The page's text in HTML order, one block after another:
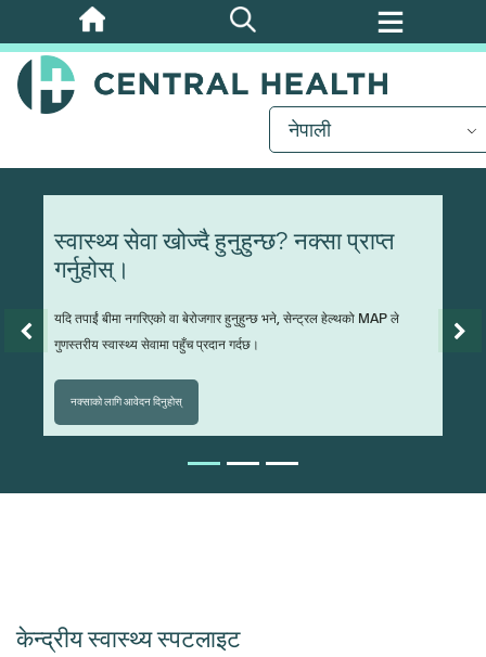
मुख्य
सामग्रीमा
जानुहोस्
नेपाली
स्वास्थ्य सेवा खोज्दै हुनुहुन्छ? नक्सा प्राप्त
गर्नुहोस्।
यदि तपाईं बीमा नगरिएको वा बेरोजगार हुनुहुन्छ भने, सेन्ट्रल हेल्थको MAP ले
गुणस्तरीय स्वास्थ्य सेवामा पहुँच प्रदान गर्दछ।
नक्साको लागि आवेदन दिनुहोस्
केन्द्रीय स्वास्थ्य स्पटलाइट